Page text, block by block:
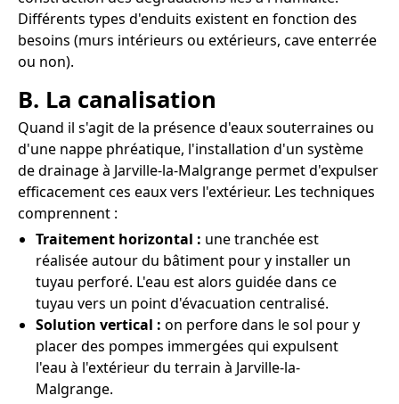
Différents types d'enduits existent en fonction des
besoins (murs intérieurs ou extérieurs, cave enterrée
ou non).
B. La canalisation
Quand il s'agit de la présence d'eaux souterraines ou
d'une nappe phréatique, l'installation d'un système
de drainage à Jarville-la-Malgrange permet d'expulser
efficacement ces eaux vers l'extérieur. Les techniques
comprennent :
Traitement horizontal : une tranchée est
réalisée autour du bâtiment pour y installer un
tuyau perforé. L'eau est alors guidée dans ce
tuyau vers un point d'évacuation centralisé.
Solution vertical : on perfore dans le sol pour y
placer des pompes immergées qui expulsent
l'eau à l'extérieur du terrain à Jarville-la-
Malgrange.